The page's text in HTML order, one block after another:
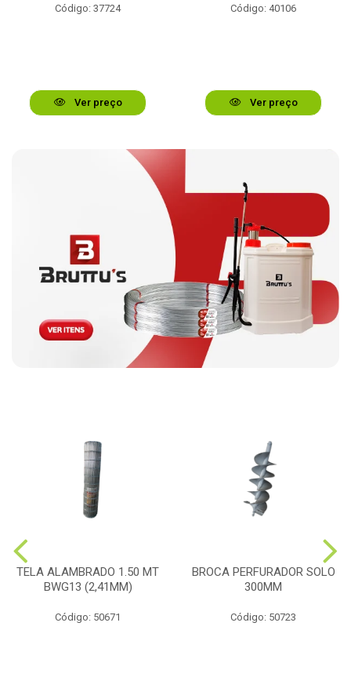
Código: 37724
Ver preço
Código: 40106
Ver preço
TELA ALAMBRADO 1.50 MT
BWG13 (2,41MM)
Código: 50671
BROCA PERFURADOR SOLO
300MM
Código: 50723